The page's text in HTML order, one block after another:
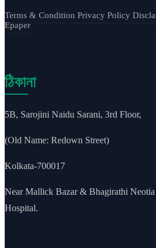
Terms & Condition Privacy Policy
Epaper
ঠিকানা
5B, Sarojini Naidu Sarani, 3rd Floor,
(Old Name: Redown Street)
Kolkata-700017
Near Mallick Bazar & Bhagirathi Neotia
Hospital.